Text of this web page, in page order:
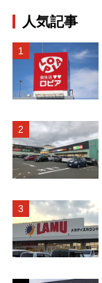
人気記事